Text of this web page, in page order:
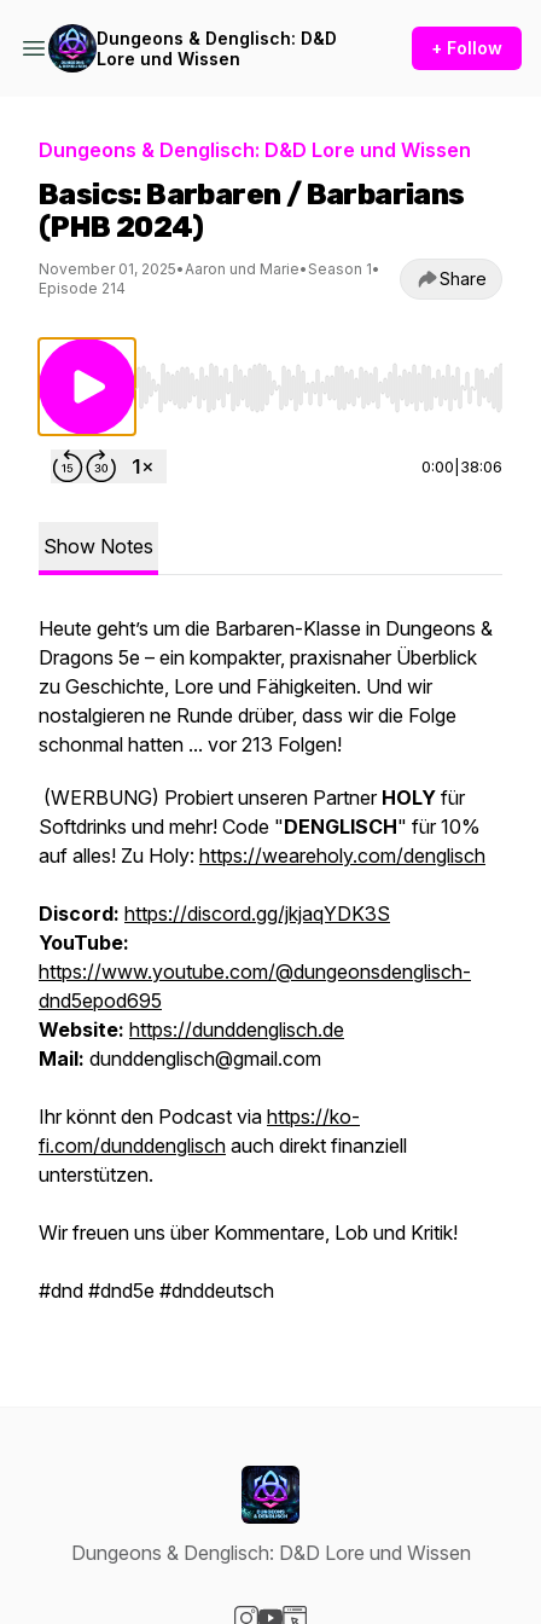
Dungeons & Denglisch: D&D
Lore und Wissen
+ Follow
Dungeons & Denglisch: D&D Lore und Wissen
Basics: Barbaren / Barbarians
(PHB 2024)
November 01, 2025•Aaron und Marie• Season 1•
Episode 214
Share
Use Left/Right to seek, Home/End to jump
0:00 38:06
Show Notes
Heute geht’s um die Barbaren-Klasse in Dungeons &
Dragons 5e – ein kompakter, praxisnaher Überblick
zu Geschichte, Lore und Fähigkeiten. Und wir
nostalgieren ne Runde drüber, dass wir die Folge
schonmal hatten ... vor 213 Folgen!
(WERBUNG) Probiert unseren Partner HOLY für
Softdrinks und mehr! Code "DENGLISCH" für 10%
auf alles! Zu Holy: https://weareholy.com/denglisch
Discord: https://discord.gg/jkjaqYDK3S
YouTube:
https://www.youtube.com/@dungeonsdenglisch-
dnd5epod695
Website: https://dunddenglisch.de
Mail: dunddenglisch@gmail.com
Ihr könnt den Podcast via https://ko-
fi.com/dunddenglisch auch direkt finanziell
unterstützen.
Wir freuen uns über Kommentare, Lob und Kritik!
#dnd #dnd5e #dnddeutsch
Dungeons & Denglisch: D&D Lore und Wissen